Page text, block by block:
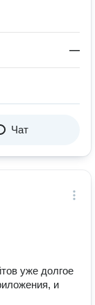
—
Чат
уже долгое
и